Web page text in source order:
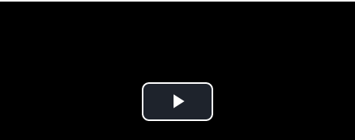
Play